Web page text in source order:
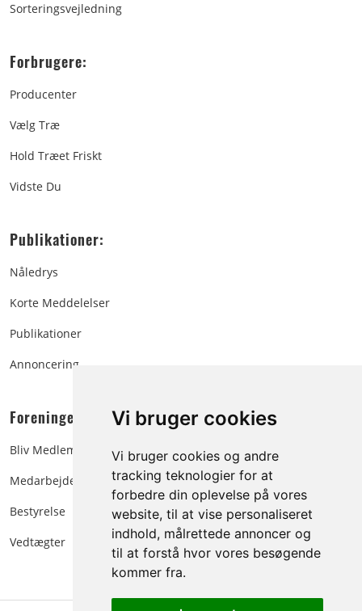
Vi bruger cookies
Vi bruger cookies og andre
tracking teknologier for at
forbedre din oplevelse på vores
website, til at vise personaliseret
indhold, målrettede annoncer og
til at forstå hvor vores besøgende
kommer fra.
Sorteringsvejledning
Forbrugere:
Producenter
Vælg Træ
Hold Træet Friskt
Vidste Du
Publikationer:
Nåledrys
Korte Meddelelser
Publikationer
Annoncering
Foreningen:
Bliv Medlem
Medarbejdere
Bestyrelse
Vedtægter